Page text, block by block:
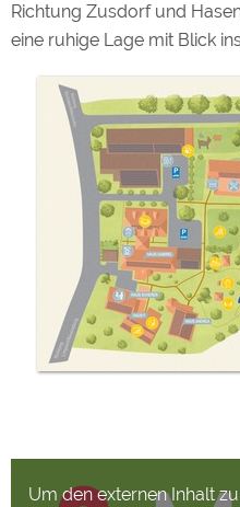
Richtung Zusdorf und
eine ruhige Lage mit Blick
Um den externen Inhalt